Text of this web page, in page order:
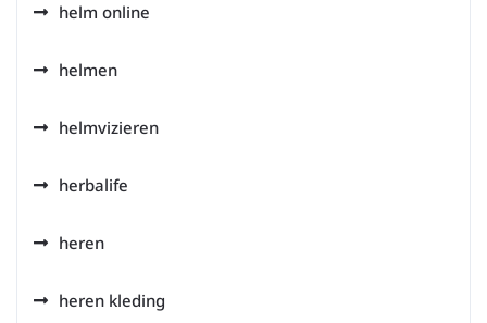
helm online
helmen
helmvizieren
herbalife
heren
heren kleding